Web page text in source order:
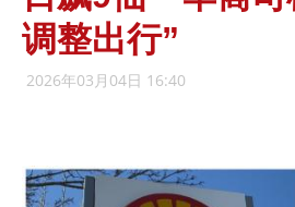
调整出行”
2026年03月04日 16:40